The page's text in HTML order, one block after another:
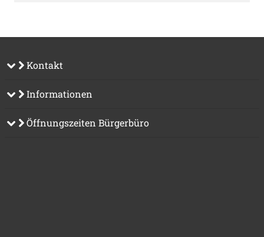
Kontakt
Informationen
Öffnungszeiten Bürgerbüro